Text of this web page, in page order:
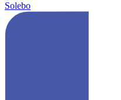
Solebo